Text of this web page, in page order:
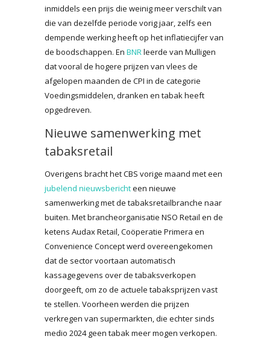
inmiddels een prijs die weinig meer verschilt van
die van dezelfde periode vorig jaar, zelfs een
dempende werking heeft op het inflatiecijfer van
de boodschappen. En BNRleerde van Mulligen
dat vooral de hogere prijzen van vlees de
afgelopen maanden de CPI in de categorie
Voedingsmiddelen, dranken en tabak heeft
opgedreven.
Nieuwe samenwerking met
tabaksretail
Overigens bracht het CBS vorige maand met een
jubelend nieuwsberichteen nieuwe
samenwerking met de tabaksretailbranche naar
buiten. Met brancheorganisatie NSO Retail en de
ketens Audax Retail, Coöperatie Primera en
Convenience Concept werd overeengekomen
dat de sector voortaan automatisch
kassagegevens over de tabaksverkopen
doorgeeft, om zo de actuele tabaksprijzen vast
te stellen. Voorheen werden die prijzen
verkregen van supermarkten, die echter sinds
medio 2024 geen tabak meer mogen verkopen.